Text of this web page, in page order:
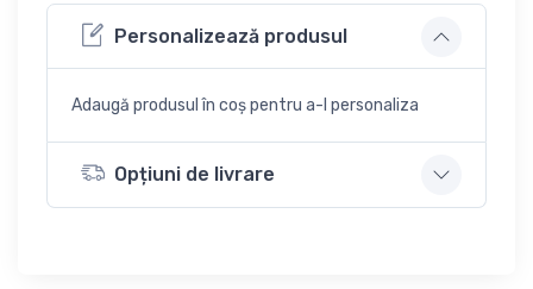
Personalizează produsul
Adaugă produsul în coș pentru a-l personaliza
Opțiuni de livrare